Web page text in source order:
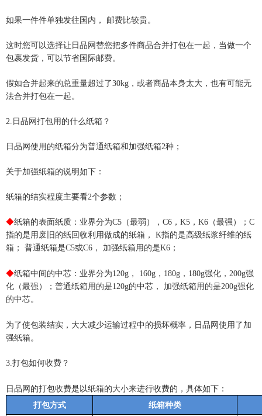
如果一件件单独发往国内， 邮费比较贵。
这时您可以选择让日品网替您把多件商品合并打包在一起，当做一个
包裹发货，可以节省国际邮费。
假如合并起来的总重量超过了30kg ，或者商品本身太大，也有可能无
法合并打包在一起。
2. 日品网打包用的什么纸箱？
日品网使用的纸箱分为普通纸箱和加强纸箱2种；
关于加强纸箱的说明如下：
纸箱的结实程度主要看2个参数；
◆纸箱的表面纸质：业界分为C5 （最弱）， C6 ， K5 ， K6 （最强）； C
指的是用废旧的纸回收利用做成的纸箱，
K指的是高级纸浆纤维的纸
箱；
普通纸箱是C5或C6 ， 加强纸箱用的是K6 ；
◆纸箱中间的中芯：业界分为120g ， 160g ， 180g ， 180g强化， 200g强
化（最强）；普通纸箱用的是120g的中芯， 加强纸箱用的是200g强化
的中芯。
为了使包装结实，大大减少运输过程中的损坏概率，日品 网使用了加
强纸箱。
3.打包如何收费？
日品网的打包收费是以纸箱的大小来进行收费的，具体如下：
打包方式
纸箱种类